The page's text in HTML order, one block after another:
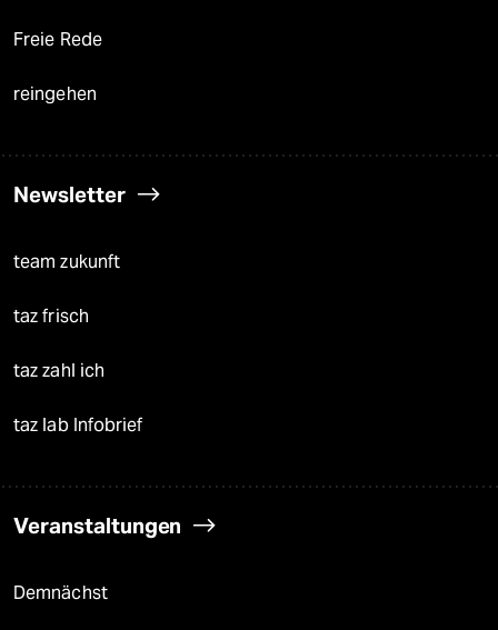
Freie Rede
reingehen
Newsletter
team zukunft
taz frisch
taz zahl ich
taz lab Infobrief
Veranstaltungen
Demnächst